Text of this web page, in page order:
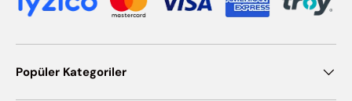
Popüler Kategoriler